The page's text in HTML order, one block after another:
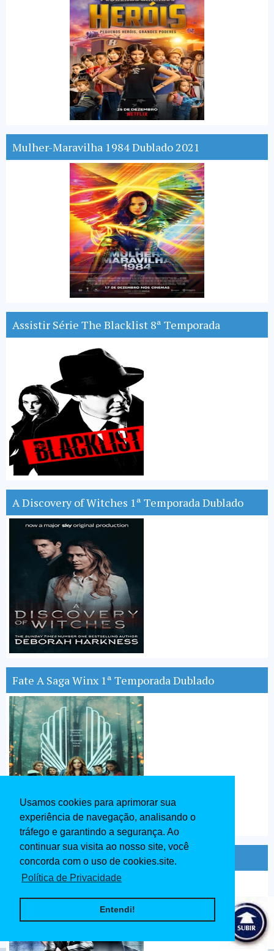
Usamos cookies para aprimorar sua
experiência de navegação, analisando o
tráfego e garantindo a segurança. Ao
continuar sua visita ao nosso site, você
concorda com o uso de cookies.site.
Política de Privacidade
Entendi!
Mulher-Maravilha 1984 Dublado 2021
Assistir Série The Blacklist 8ª Temporada
A Discovery of Witches 1ª Temporada Dublado
Fate A Saga Winx 1ª Temporada Dublado
Prison Break 1ª Temporada Dublado